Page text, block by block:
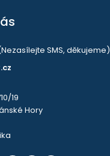
SMS, děkujeme)
19
Hory